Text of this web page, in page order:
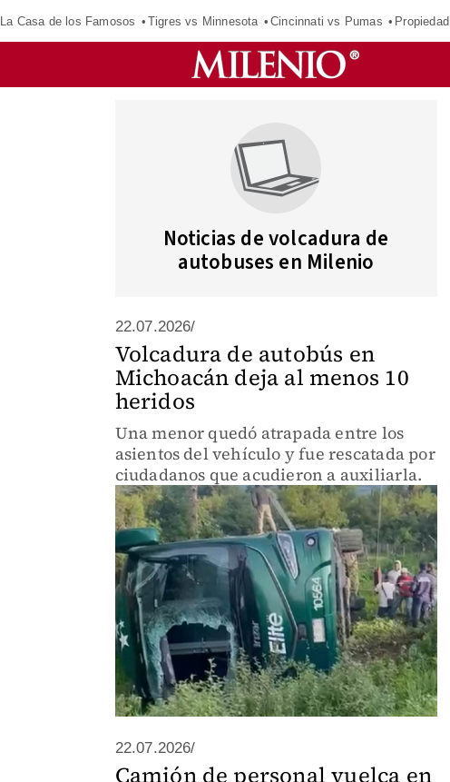
La Casa de los Famosos Tigres vs Minnesota Cincinnati vs Pumas Propiedad
Noticias de volcadura de
autobuses en Milenio
22.07.2026/
Volcadura de autobús en
Michoacán deja al menos 10
heridos
Una menor quedó atrapada entre los
asientos del vehículo y fue rescatada por
ciudadanos que acudieron a auxiliarla.
22.07.2026/
Camión de personal vuelca en